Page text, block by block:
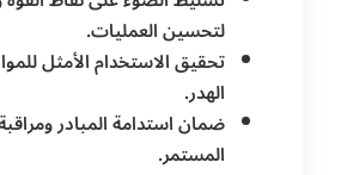
لتحسين العمليات.
تحقيق الاستخدام الأمثل
الهدر.
ضمان استدامة المبادر
المستمر.